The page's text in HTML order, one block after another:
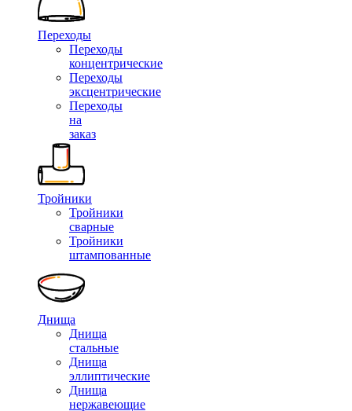
Переходы
Переходы
концентрические
Переходы
эксцентрические
Переходы
на
заказ
Тройники
Тройники
сварные
Тройники
штампованные
Днища
Днища
стальные
Днища
эллиптические
Днища
нержавеющие